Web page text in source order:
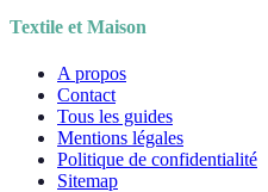
Textile et Maison
A propos
Contact
Tous les guides
Mentions légales
Politique de confidentialité
Sitemap